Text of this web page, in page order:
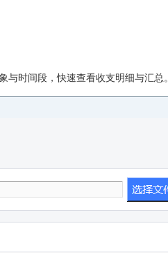
时间段，快速查看收支明细与汇总。